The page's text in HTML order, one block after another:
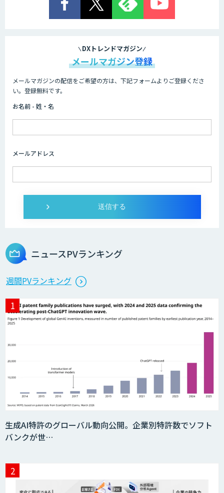
DXトレンドマガジン
メールマガジン登録
メールマガジンの配信をご希望の方は、下記フォームよりご登録くださ
い。登録無料です。
お名前 - 姓・名
メールアドレス
ニュースPVランキング
週間PVランキング
生成AI特許のグローバル動向公開。企業別特許数でソフト
バンクが世…